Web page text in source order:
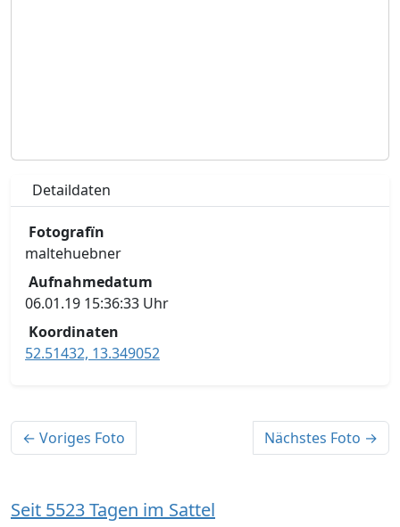
Detaildaten
Fotografïn
maltehuebner
Aufnahmedatum
06.01.19 15:36:33 Uhr
Koordinaten
52.51432, 13.349052
← Voriges Foto Nächstes Foto →
Seit 5523 Tagen im Sattel